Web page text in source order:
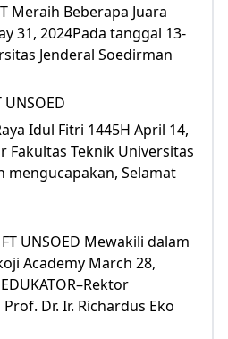
Meraih Beberapa Juara
31, 2024Pada tanggal 13-
Jenderal Soedirman
Idul Fitri 1445H April 14,
Fakultas Teknik Universitas
mengucapakan, Selamat
UNSOED Mewakili dalam
Academy March 28,
Dr. Ir. Richardus Eko